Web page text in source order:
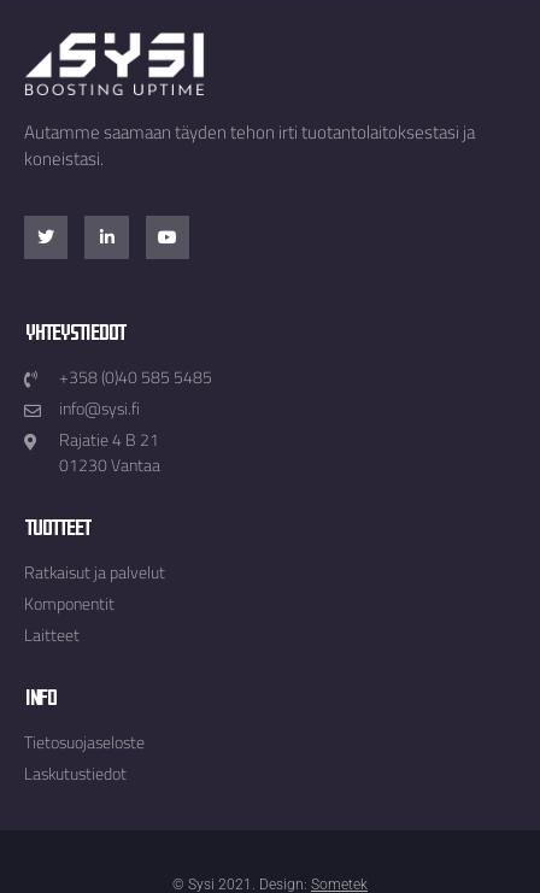
Autamme saamaan täyden tehon irti tuotantolaitoksestasi ja
koneistasi.
Yhteystiedot
+358 (0)40 585 5485
info@sysi.fi
Rajatie 4 B 21
01230 Vantaa
Tuotteet
Ratkaisut ja palvelut
Komponentit
Laitteet
Info
Tietosuojaseloste
Laskutustiedot
© Sysi 2021. Design: Sometek